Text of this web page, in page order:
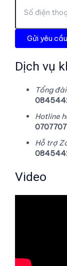
Dịch vụ
Tổng
Hotline
Hỗ trợ
Video